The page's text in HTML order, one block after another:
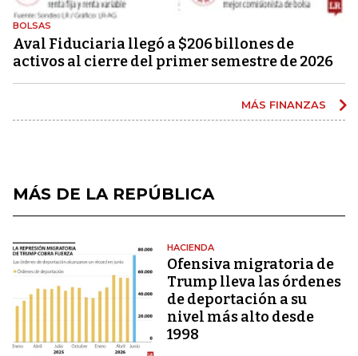
BOLSAS
Aval Fiduciaria llegó a $206 billones de
activos al cierre del primer semestre de 2026
MÁS FINANZAS
MÁS DE LA REPÚBLICA
HACIENDA
Ofensiva migratoria de
Trump lleva las órdenes
de deportación a su
nivel más alto desde
1998